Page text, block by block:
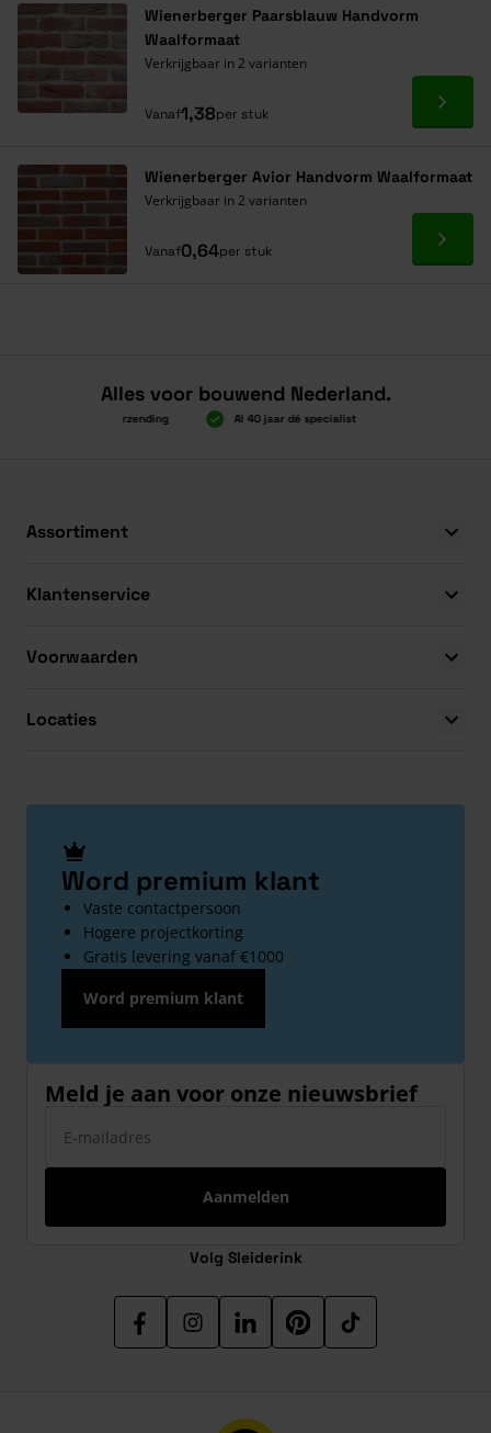
Wienerberger Paarsblauw Handvorm
Waalformaat
Verkrijgbaar in 2 varianten
Vanaf1,38per stuk Ga
Wienerberger Avior Handvorm Waalformaat
Verkrijgbaar in 2 varianten
Vanaf0,64per stuk Ga
Alles voor bouwend Nederland.
2.000 gratis verzending Al 40 jaar dé specialist
Assortiment
Klantenservice
Voorwaarden
Locaties
Word premium klant
Vaste contactpersoon
Hogere projectkorting
Gratis levering vanaf €1000
Word premium klant
Meld je aan voor onze nieuwsbrief
Aanmelden
Volg Sleiderink